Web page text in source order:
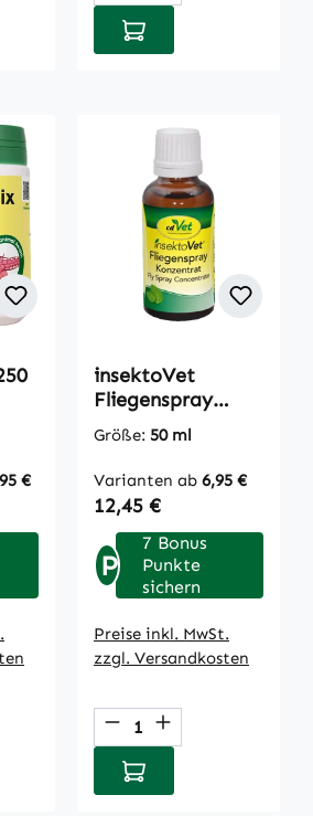
In den Warenkorb
€
Gib den
insektoVet
Fliegenspray
Konzentrat 50 ml
Größe: 50 ml
Varianten ab 6,95 €
Regulärer Preis:
12,45 €
P
7 Bonus
Punkte
sichern
Preise inkl. MwSt.
zzgl. Versandkosten
Produkt Anzahl:
In den Warenkorb